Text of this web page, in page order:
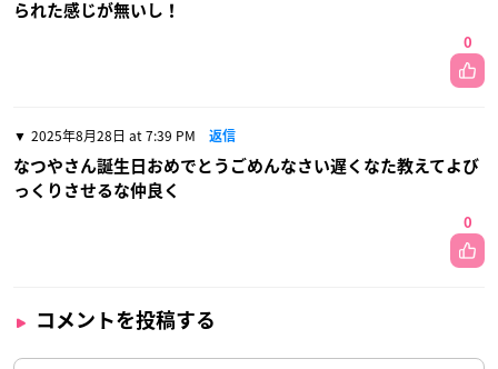
られた感じが無いし！
0
2025年8月28日 at 7:39 PM 返信
なつやさん誕生日おめでとうごめんなさい遅くなた教えてよび
っくりさせるな仲良く
0
コメントを投稿する